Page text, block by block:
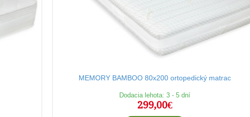
MEMORY BAMBOO 80x200 ortopedický matrac
Dodacia lehota: 3 - 5 dní
299,00€